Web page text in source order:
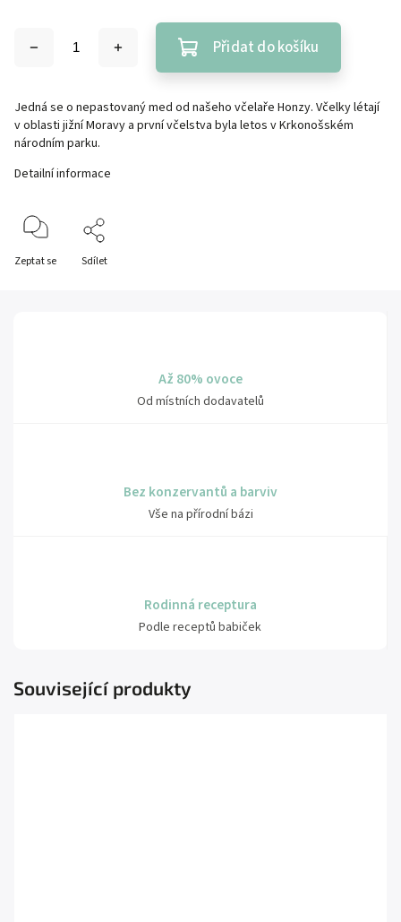
Přidat do košíku
Jedná se o nepastovaný med od našeho včelaře Honzy. Včelky létají
v oblasti jižní Moravy a první včelstva byla letos v Krkonošském
národním parku.
Detailní informace
Zeptat se Sdílet
Až 80% ovoce
Od místních dodavatelů
Bez konzervantů a barviv
Vše na přírodní bázi
Rodinná receptura
Podle receptů babiček
Související produkty